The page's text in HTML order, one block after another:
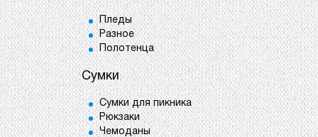
Пледы
Разное
Полотенца
Сумки
Сумки для пикника
Рюкзаки
Чемоданы